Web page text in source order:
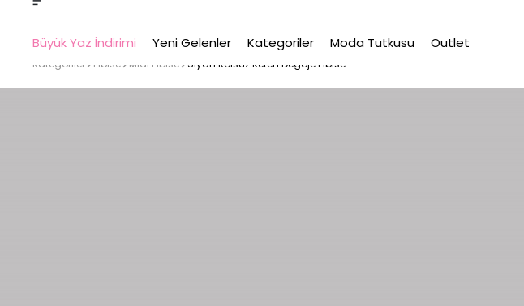
2500 TL
Büyük Yaz İndirimi Yeni Gelenler Kategoriler Moda Tutkusu Outlet
Kategoriler Elbise Midi Elbise Siyah Kolsuz Keten Degoje Elbise